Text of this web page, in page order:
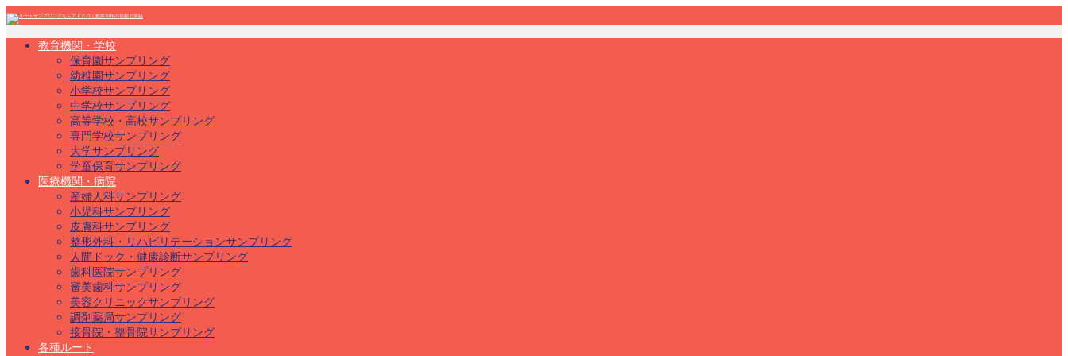
教育機関・学校
保育園サンプリング
幼稚園サンプリング
小学校サンプリング
中学校サンプリング
高等学校・高校サンプリング
専門学校サンプリング
大学サンプリング
学童保育サンプリング
医療機関・病院
産婦人科サンプリング
小児科サンプリング
皮膚科サンプリング
整形外科・リハビリテーションサンプリング
人間ドック・健康診断サンプリング
歯科医院サンプリング
審美歯科サンプリング
美容クリニックサンプリング
調剤薬局サンプリング
接骨院・整骨院サンプリング
各種ルート